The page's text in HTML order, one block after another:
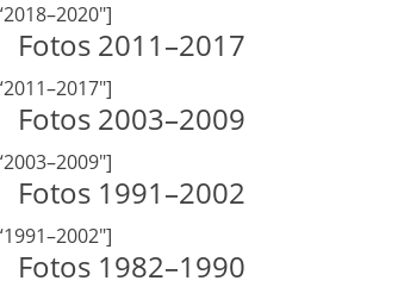
Fotos 2011–2017
Fotos 2003–2009
Fotos 1991–2002
Fotos 1982–1990